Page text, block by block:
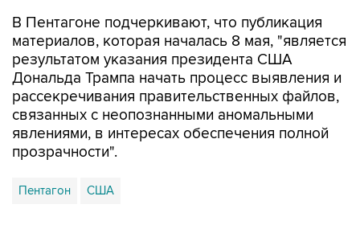
В Пентагоне подчеркивают, что публикация
материалов, которая началась 8 мая, "является
результатом указания президента США
Дональда Трампа начать процесс выявления и
рассекречивания правительственных файлов,
связанных с неопознанными аномальными
явлениями, в интересах обеспечения полной
прозрачности".
Пентагон США